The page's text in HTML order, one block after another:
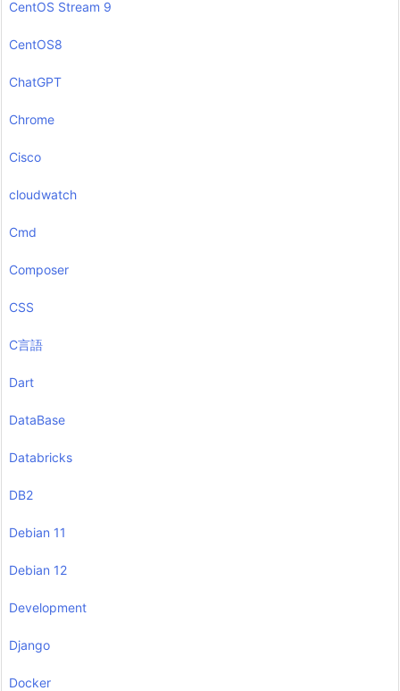
CentOS Stream 9
CentOS8
ChatGPT
Chrome
Cisco
cloudwatch
Cmd
Composer
CSS
C言語
Dart
DataBase
Databricks
DB2
Debian 11
Debian 12
Development
Django
Docker